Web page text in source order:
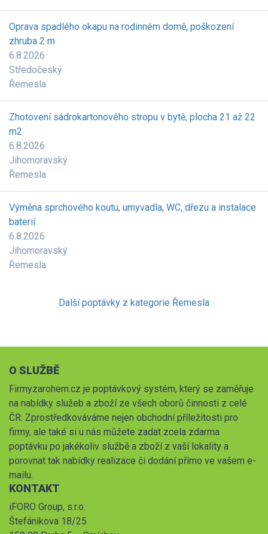
Oprava spadlého okapu na rodinném domě, poškození
zhruba 2 m
6.8.2026
Středočeský
Řemesla
Zhotovení sádrokartonového stropu v bytě, plocha 21 až 22
m2
6.8.2026
Jihomoravský
Řemesla
Výměna sprchového koutu, umyvadla, WC, dřezu a instalace
baterií
6.8.2026
Jihomoravský
Řemesla
Další poptávky z kategorie Řemesla
O SLUŽBĚ
Firmyzarohem.cz je poptávkový systém, který se zaměřuje
na nabídky služeb a zboží ze všech oborů činnosti z celé
ČR. Zprostředkováváme nejen obchodní příležitosti pro
firmy, ale také si u nás můžete zadat zcela zdarma
poptávku po jakékoliv službě a zboží z vaší lokality a
porovnat tak nabídky realizace či dodání přímo ve vašem e-
mailu.
KONTAKT
iFORO Group, s.r.o.
Štefánikova 18/25